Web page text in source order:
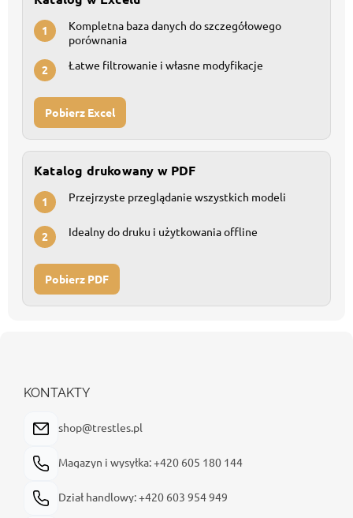
1
Kompletna baza danych do szczegółowego
porównania
2 Łatwe filtrowanie i własne modyfikacje
Pobierz Excel
Katalog drukowany w PDF
1 Przejrzyste przeglądanie wszystkich modeli
2 Idealny do druku i użytkowania offline
Pobierz PDF
KONTAKTY
shop@trestles.pl
Magazyn i wysyłka: +420 605 180 144
Dział handlowy: +420 603 954 949